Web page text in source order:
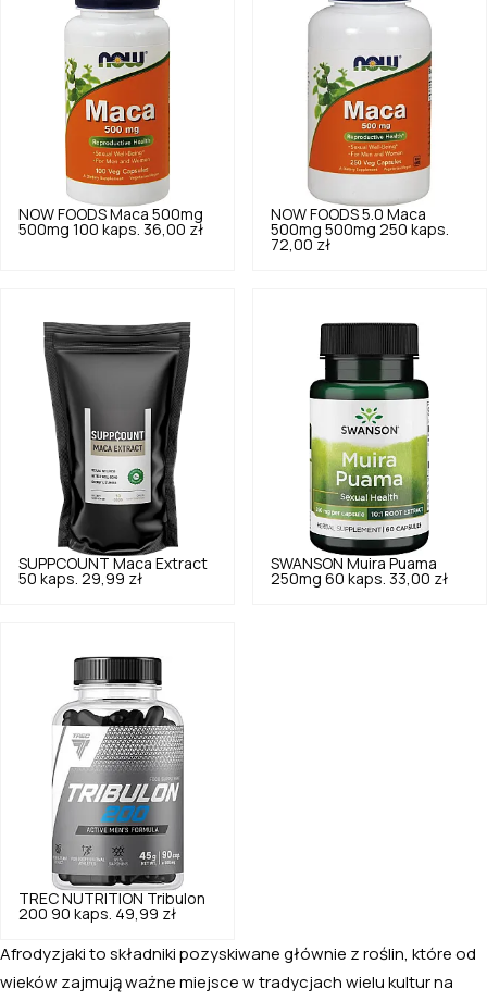
NOW FOODS Maca 500mg
500mg 100 kaps. 36,00 zł
NOW FOODS 5.0 Maca
500mg 500mg 250 kaps.
72,00 zł
SUPPCOUNT Maca Extract
50 kaps. 29,99 zł
SWANSON Muira Puama
250mg 60 kaps. 33,00 zł
TREC NUTRITION Tribulon
200 90 kaps. 49,99 zł
Afrodyzjaki to składniki pozyskiwane głównie z roślin, które od
wieków zajmują ważne miejsce w tradycjach wielu kultur na